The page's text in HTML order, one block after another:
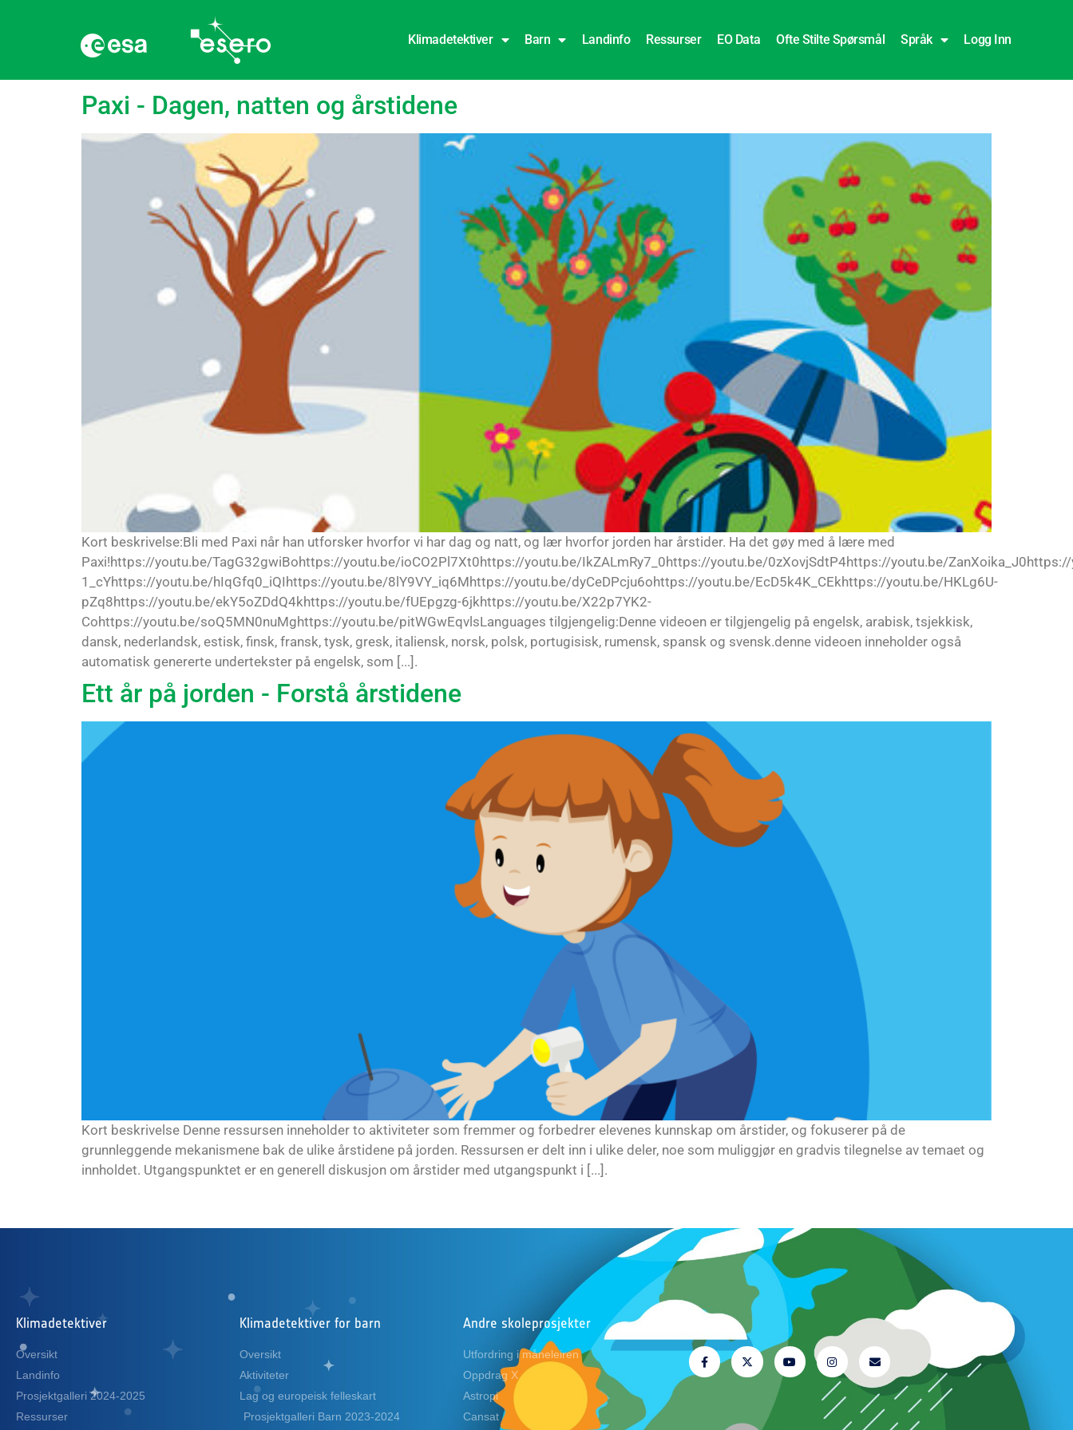
Klimadetektiver Barn Landinfo Ressurser EO Data Ofte Stilte Spørsmål Språk Logg Inn
Stikkord:Vegetasjon
Paxi - Dagen, natten og årstidene
Kort beskrivelse:Bli med Paxi når han utforsker hvorfor vi har dag og natt, og lær hvorfor jorden har årstider. Ha det gøy med å lære med
Paxi!https://youtu.be/TagG32gwiBohttps://youtu.be/ioCO2Pl7Xt0https://youtu.be/IkZALmRy7_0https://youtu.be/0zXovjSdtP4https://youtu.be/
1_cYhttps://youtu.be/hIqGfq0_iQIhttps://youtu.be/8lY9VY_iq6Mhttps://youtu.be/dyCeDPcju6ohttps://youtu.be/EcD5k4K_CEkhttps://youtu.be/HKLg6U-
pZq8https://youtu.be/ekY5oZDdQ4khttps://youtu.be/fUEpgzg-6jkhttps://youtu.be/X22p7YK2-
Cohttps://youtu.be/soQ5MN0nuMghttps://youtu.be/pitWGwEqvlsLanguages tilgjengelig:Denne videoen er tilgjengelig på engelsk, arabisk, tsjekkisk,
dansk, nederlandsk, estisk, finsk, fransk, tysk, gresk, italiensk, norsk, polsk, portugisisk, rumensk, spansk og svensk.denne videoen inneholder også
automatisk genererte undertekster på engelsk, som [...].
Ett år på jorden - Forstå årstidene
Kort beskrivelse Denne ressursen inneholder to aktiviteter som fremmer og forbedrer elevenes kunnskap om årstider, og fokuserer på de
grunnleggende mekanismene bak de ulike årstidene på jorden. Ressursen er delt inn i ulike deler, noe som muliggjør en gradvis tilegnelse av temaet og
innholdet. Utgangspunktet er en generell diskusjon om årstider med utgangspunkt i [...].
Klimadetektiver
Oversikt
Landinfo
Prosjektgalleri 2024-2025
Ressurser
Klimadetektiver for barn
Oversikt
Aktiviteter
Lag og europeisk felleskart
Prosjektgalleri Barn 2023-2024
Andre skoleprosjekter
Utfordring i måneleiren
Oppdrag X
Astropi
Cansat
Følg oss